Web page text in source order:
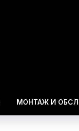
МОНТАЖ И